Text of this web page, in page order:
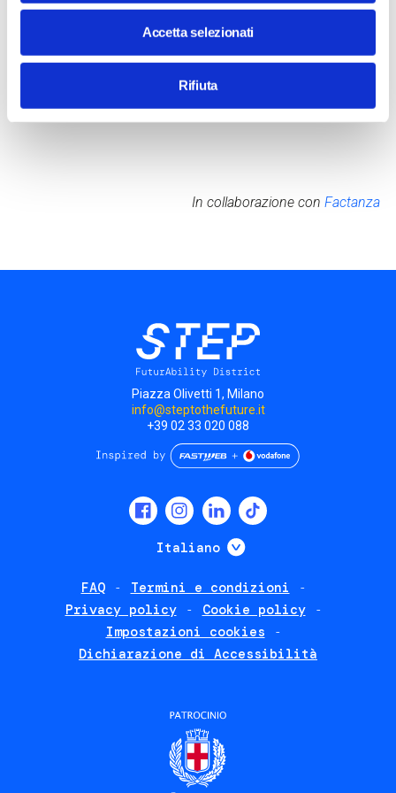
Accetta selezionati
Rifiuta
Mondadori, di Young Finance per Il Sole 24 Ore, e autore di
Homo Crypto per Sperling & Kupfer. Collabora con i
principali media nella divulgazione dei temi relativi
digitale, intelligenza artificiale (AI).
In collaborazione conFactanza
Piazza Olivetti 1, Milano
info@steptothefuture.it
+39 02 33 020 088
Italiano Mostra ulteriori
FAQ
Termini e condizioni
Privacy policy
Cookie policy
Impostazioni cookies
Dichiarazione di Accessibilità